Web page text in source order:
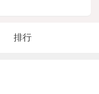
排行